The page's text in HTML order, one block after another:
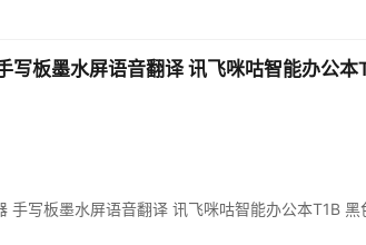
板墨水屏语音翻译 讯飞咪咕智能办公本
写板墨水屏语音翻译 讯飞咪咕智能办公本T1B